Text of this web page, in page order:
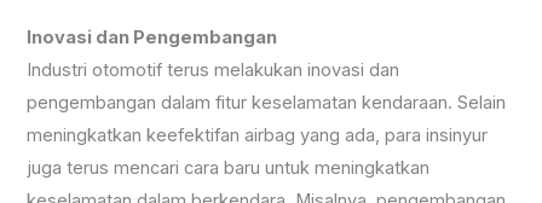
Inovasi dan Pengembangan
Industri otomotif terus melakukan inovasi dan
pengembangan dalam fitur keselamatan kendaraan. Selain
meningkatkan keefektifan airbag yang ada, para insinyur
juga terus mencari cara baru untuk meningkatkan